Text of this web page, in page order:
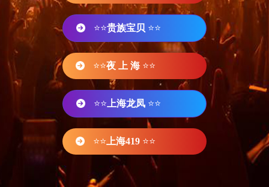
⭐⭐贵族宝贝 ⭐⭐
⭐⭐夜 上 海 ⭐⭐
⭐⭐ 上海龙凤 ⭐⭐
⭐⭐ 上海419 ⭐⭐